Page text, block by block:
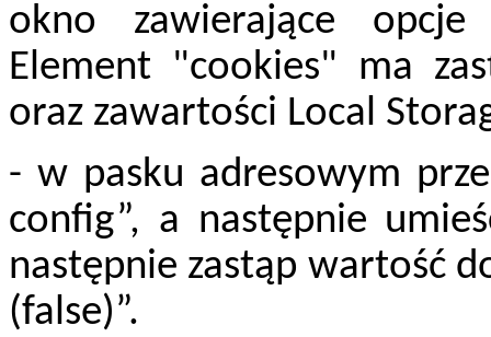
okno zawierające opcje
Element "cookies" ma
oraz zawartości Local
- w pasku adresowym
config”, a następnie
następnie zastąp wartość
(false)”.